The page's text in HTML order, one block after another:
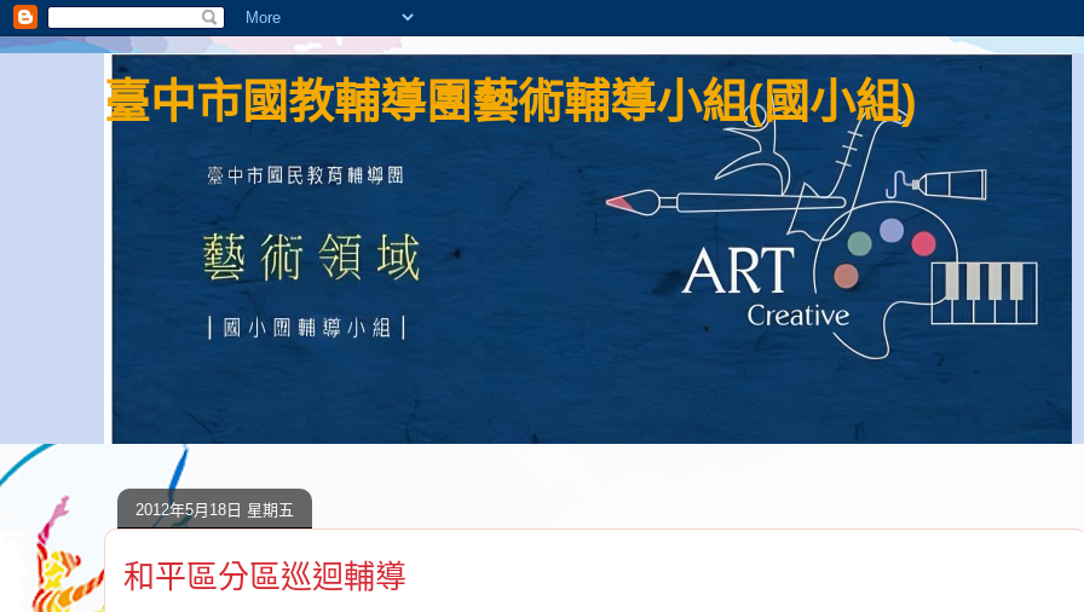
臺中市國教輔導團藝術輔導小組(國小組)
2012年5月18日 星期五
和平區分區巡迴輔導